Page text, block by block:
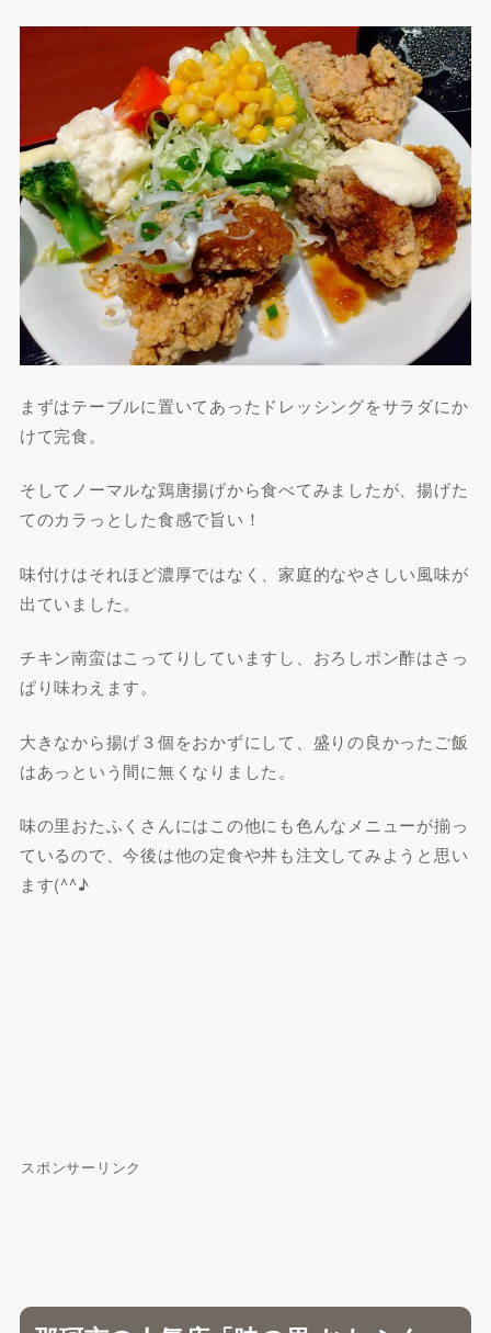
まずはテーブルに置いてあったドレッシングをサラダにか
けて完食。
そしてノーマルな鶏唐揚げから食べてみましたが、揚げた
てのカラっとした食感で旨い！
味付けはそれほど濃厚ではなく、家庭的なやさしい風味が
出ていました。
チキン南蛮はこってりしていますし、おろしポン酢はさっ
ぱり味わえます。
大きなから揚げ３個をおかずにして、盛りの良かったご飯
はあっという間に無くなりました。
味の里おたふくさんにはこの他にも色んなメニューが揃っ
ているので、今後は他の定食や丼も注文してみようと思い
ます(^^♪
スポンサーリンク